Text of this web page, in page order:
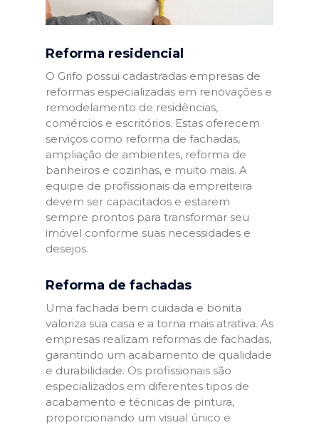
Reforma residencial
O Grifo possui cadastradas empresas de
reformas especializadas em renovações e
remodelamento de residências,
comércios e escritórios. Estas oferecem
serviços como reforma de fachadas,
ampliação de ambientes, reforma de
banheiros e cozinhas, e muito mais. A
equipe de profissionais da empreiteira
devem ser capacitados e estarem
sempre prontos para transformar seu
imóvel conforme suas necessidades e
desejos.
Reforma de fachadas
Uma fachada bem cuidada e bonita
valoriza sua casa e a torna mais atrativa. As
empresas realizam reformas de fachadas,
garantindo um acabamento de qualidade
e durabilidade. Os profissionais são
especializados em diferentes tipos de
acabamento e técnicas de pintura,
proporcionando um visual único e